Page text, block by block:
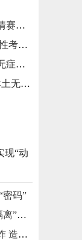
河南、天津援沪医疗转运队：与疫情赛跑 为生命护航
天津回应春季高考延期 新冠肺炎阳性考生将在医院考试
四川新增本土确诊病例34例和本土无症状感染者115例
天津新增7例本土确诊病例、26例本土无症状感染者
现“动
密码”
疫情期间骗子猖獗 上海警方精准“隔离”涉疫类诈骗
山西交城县一化肥厂锅炉房发生爆炸 造成3死2伤